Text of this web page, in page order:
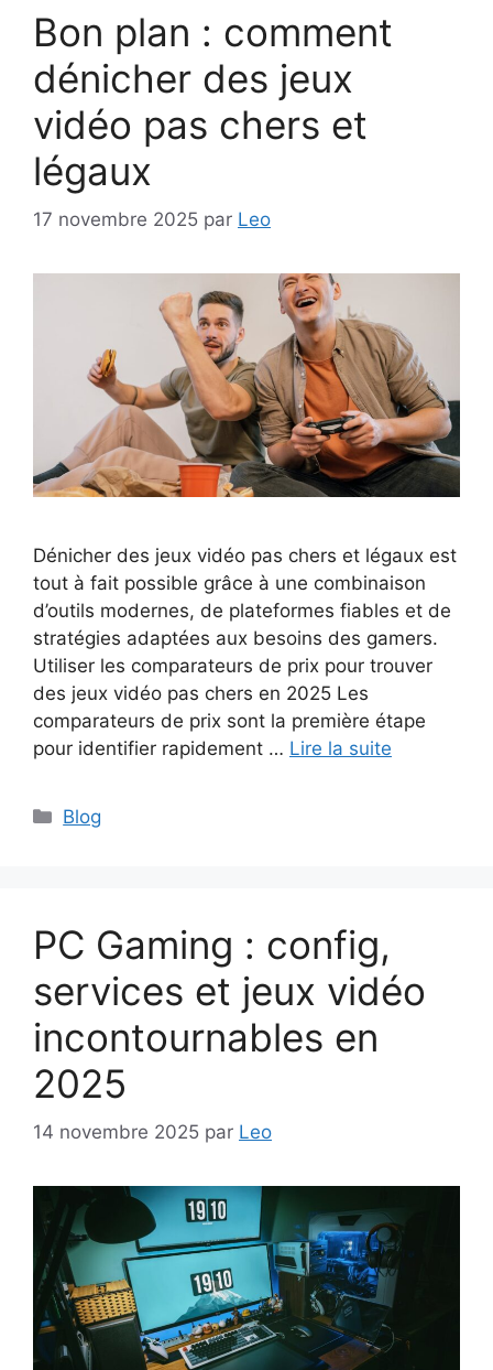
Bon plan : comment
dénicher des jeux
vidéo pas chers et
légaux
17 novembre 2025 par Leo
Dénicher des jeux vidéo pas chers et légaux est
tout à fait possible grâce à une combinaison
d’outils modernes, de plateformes fiables et de
stratégies adaptées aux besoins des gamers.
Utiliser les comparateurs de prix pour trouver
des jeux vidéo pas chers en 2025 Les
comparateurs de prix sont la première étape
pour identifier rapidement … Lire la suite
Catégories
Blog
PC Gaming : config,
services et jeux vidéo
incontournables en
2025
14 novembre 2025 par Leo